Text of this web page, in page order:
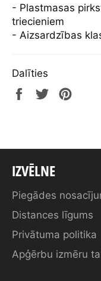
- Plastmasas
triecieniem
- Aizsardzības
Dalīties
Share Tweet
IZVĒLNE
Piegādes
Distances līgums
Privātuma politika
Apģērbu izmēru